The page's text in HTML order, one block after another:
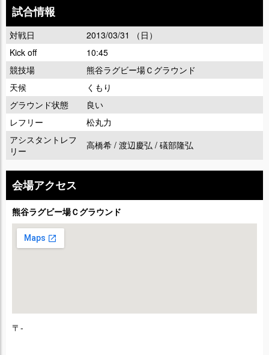
試合情報
対戦日
2013/03/31 （日）
Kick off
10:45
競技場
熊谷ラグビー場Ｃグラウンド
天候
くもり
グラウンド状態
良い
レフリー
松丸力
アシスタントレフ
リー
高橋希 / 渡辺慶弘 / 礒部隆弘
会場アクセス
熊谷ラグビー場Ｃグラウンド
〒-